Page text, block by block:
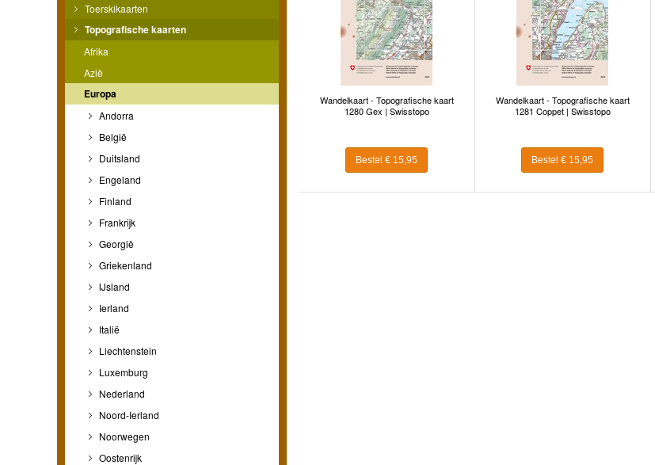
Toerskikaarten
Topografische kaarten
Afrika
Azië
Europa
Andorra
België
Duitsland
Engeland
Finland
Frankrijk
Georgië
Griekenland
IJsland
Ierland
Italië
Liechtenstein
Luxemburg
Nederland
Noord-Ierland
Noorwegen
Oostenrijk
Wandelkaart - Topografische kaart
1280 Gex | Swisstopo
Bestel € 15,95
Wandelkaart - Topografische kaart
1281 Coppet | Swisstopo
Bestel € 15,95